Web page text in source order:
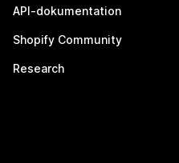
API-dokumentation
Shopify Community
Research